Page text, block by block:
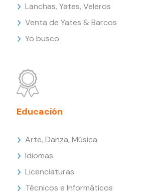
Lanchas, Yates, Veleros
Venta de Yates & Barcos
Yo busco
Educación
Arte, Danza, Música
Idiomas
Licenciaturas
Técnicos e Informáticos